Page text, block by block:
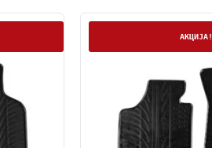
АКЦИЈА!